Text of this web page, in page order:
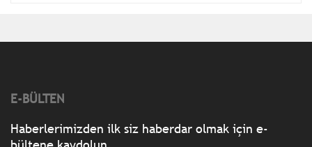
Haberlerimizden ilk siz haberdar olmak için e-
bültene kaydolun.